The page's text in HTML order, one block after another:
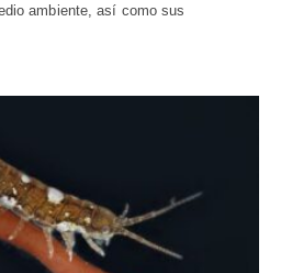
ambiente, así como sus